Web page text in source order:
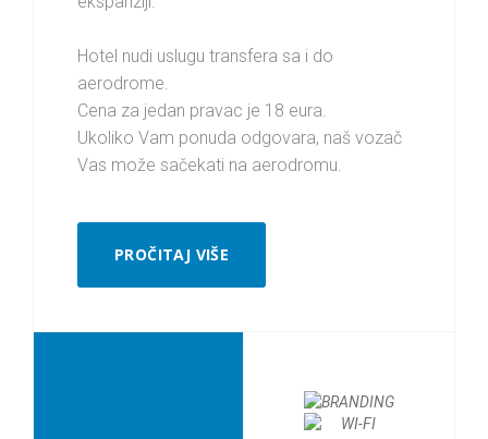
Hotel nudi uslugu transfera sa i do
aerodrome.
Cena za jedan pravac je 18 eura.
Ukoliko Vam ponuda odgovara, naš vozač
Vas može sačekati na aerodromu.
PROČITAJ VIŠE